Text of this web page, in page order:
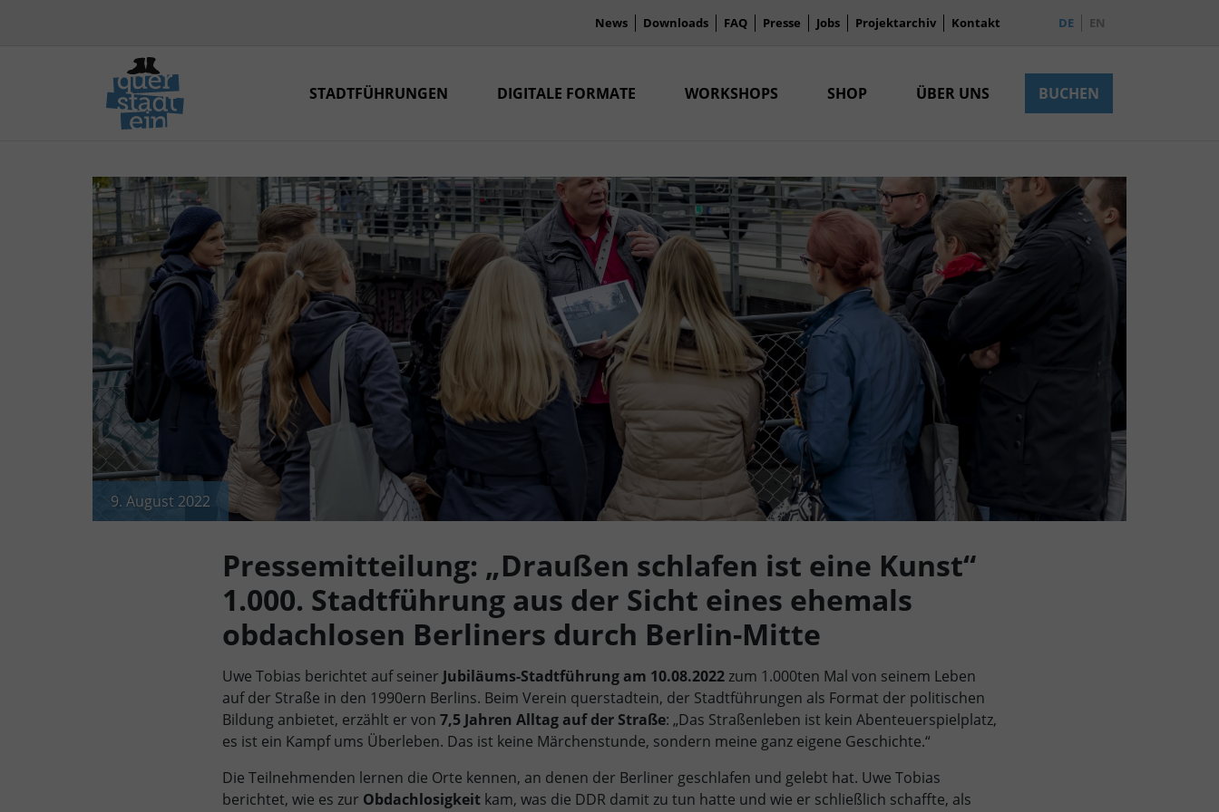
News Downloads FAQ Presse Jobs Projektarchiv Kontakt DE EN
STADTFÜHRUNGEN DIGITALE FORMATE WORKSHOPS SHOP ÜBER UNS BUCHEN
9. August 2022
Pressemitteilung: „Draußen schlafen ist eine Kunst“
1.000. Stadtführung aus der Sicht eines ehemals
obdachlosen Berliners durch Berlin-Mitte
Uwe Tobias berichtet auf seiner Jubiläums-Stadtführung am 10.08.2022zum 1.000ten Mal von seinem Leben
auf der Straße in den 1990ern Berlins. Beim Verein querstadtein, der Stadtführungen als Format der politischen
Bildung anbietet, erzählt er von 7,5 Jahren Alltag auf der Straße: „Das Straßenleben ist kein Abenteuerspielplatz,
es ist ein Kampf ums Überleben. Das ist keine Märchenstunde, sondern meine ganz eigene Geschichte.“
Die Teilnehmenden lernen die Orte kennen, an denen der Berliner geschlafen und gelebt hat. Uwe Tobias
berichtet, wie es zur Obdachlosigkeitkam, was die DDR damit zu tun hatte und wie er schließlich schaffte, als